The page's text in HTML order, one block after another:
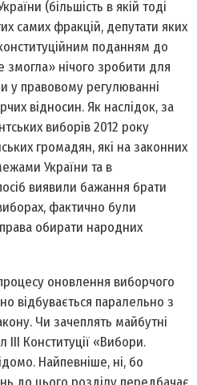
(більшість в якій тоді
самих фракцій, депутати яких
поданням до
змогла» нічого зробити для
у правовому регулюванні
відносин. Як наслідок, за
виборів 2012 року
громадян, які на законних
України та в
виявили бажання брати
фактично були
обирати народних
оновлення виборчого
відбувається паралельно з
Чи зачеплять майбутні
ІІІ Конституції «Вибори.
Найпевніше, ні, бо